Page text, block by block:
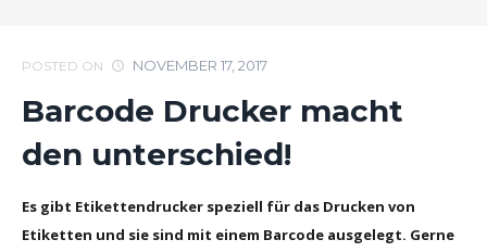
POSTED ON NOVEMBER 17, 2017
Barcode Drucker macht
den unterschied!
Es gibt Etikettendrucker speziell für das Drucken von
Etiketten und sie sind mit einem Barcode ausgelegt. Gerne